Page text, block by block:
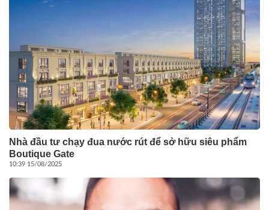
nối The Global City.
Nhà đầu tư chạy đua nước rút để sở hữu siêu phẩm
Boutique Gate
10:39 15/08/2025